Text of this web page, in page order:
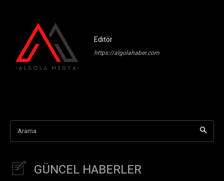
Editör
https://algolahaber.com
Arama
GÜNCEL HABERLER